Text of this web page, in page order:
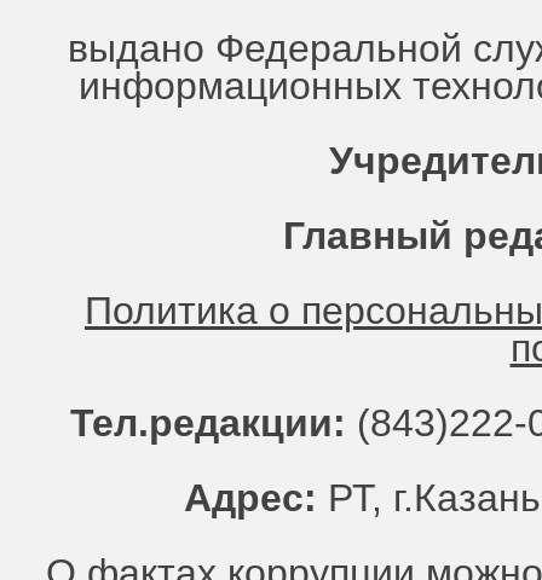
выдано Федеральной
информационных
Главный
Политика о
Тел.редакции:
Адрес: РТ,